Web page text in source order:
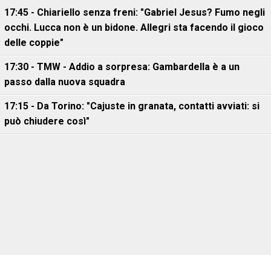
17:45 - Chiariello senza freni: "Gabriel Jesus? Fumo negli
occhi. Lucca non è un bidone. Allegri sta facendo il gioco
delle coppie"
17:30 - TMW - Addio a sorpresa: Gambardella è a un
passo dalla nuova squadra
17:15 - Da Torino: "Cajuste in granata, contatti avviati: si
può chiudere così"